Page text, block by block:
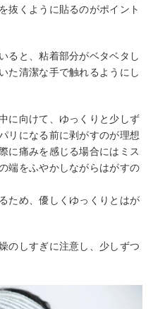
抜くように貼るのがポイント
ると、粘着部分がベタベタし
た清潔な手で触れるようにし
に向けて、ゆっくりと少しず
リになる前に剥がすのが理想
に痛みを感じる場合にはミス
端をふやかしながらはがすの
ため、優しくゆっくりとはが
のしすぎに注意し、少しずつ